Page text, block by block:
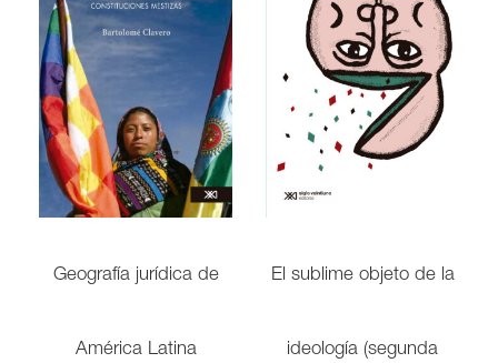
Geografía jurídica de
América Latina
El sublime objeto de la
ideología (segunda